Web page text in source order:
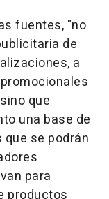
fuentes, "no
de
a
que
una base de
se podrán
para